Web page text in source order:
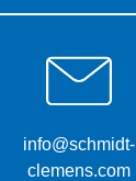
info@schmidt-
clemens.com